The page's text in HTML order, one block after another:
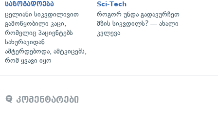
საზოგადოება
ცელიანი სიკვდილივით
გამოწყობილი კაცი,
რომელიც პაციენტებს
სახურავიდან
აშტერდებოდა, ამტკიცებს,
რომ ყვავი იყო
Sci-Tech
როგორ უნდა გადავურჩეთ
მზის სიკვდილს? — ახალი
კვლევა
კომენტარები